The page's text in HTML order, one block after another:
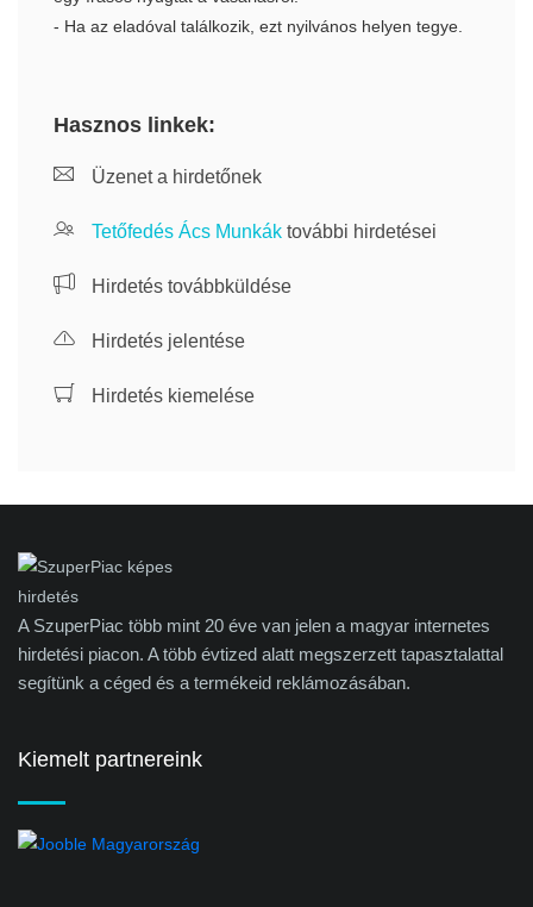
- Ha az eladóval találkozik, ezt nyilvános helyen tegye.
Hasznos linkek:
Üzenet a hirdetőnek
Tetőfedés Ács Munkák további hirdetései
Hirdetés továbbküldése
Hirdetés jelentése
Hirdetés kiemelése
A SzuperPiac több mint 20 éve van jelen a magyar internetes
hirdetési piacon. A több évtized alatt megszerzett tapasztalattal
segítünk a céged és a termékeid reklámozásában.
Kiemelt partnereink